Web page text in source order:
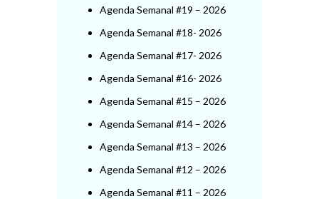
Agenda Semanal #19 – 2026
Agenda Semanal #18- 2026
Agenda Semanal #17- 2026
Agenda Semanal #16- 2026
Agenda Semanal #15 – 2026
Agenda Semanal #14 – 2026
Agenda Semanal #13 – 2026
Agenda Semanal #12 – 2026
Agenda Semanal #11 – 2026